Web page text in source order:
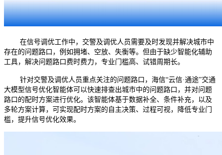
在信号调优工作中，交警及调优人员需要及时发现并解决城市中
存在的问题路口，例如拥堵、空放、失衡等。但由于缺少智能化辅助
工具，解决问题路口费时费力，专业门槛高、试错周期长。
针对交警及调优人员重点关注的问题路口，海信“云信·通途”交通
大模型信号优化智能体可以快速排查出城市中的问题路口，并对问题
路口的配时方案进行优化。该智能体基于数据补全、条件补充，以及
多轮方案计算，可实现配时方案的自主决策、过程可视，降低专业门
槛，提升信号优化效果。